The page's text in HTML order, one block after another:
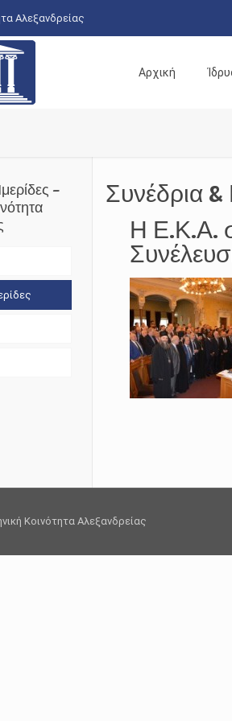
Αλεξανδρείας
Αρχική
Συνέδρια &
Η Ε.Κ.Α.
–
Κοινότητα Αλεξανδρείας